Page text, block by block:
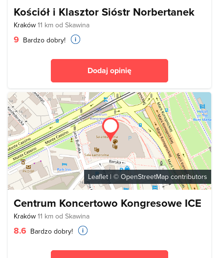
Kościół i Klasztor Sióstr Norbertanek
Kraków 11 km od Skawina
9 Bardzo dobry!
Dodaj opinię
Leaflet | © OpenStreetMap contributors
Centrum Koncertowo Kongresowe ICE
Kraków 11 km od Skawina
8.6 Bardzo dobry!